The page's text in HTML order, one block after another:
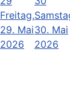
Freitag,
29. Mai
2026
30. Mai
2026